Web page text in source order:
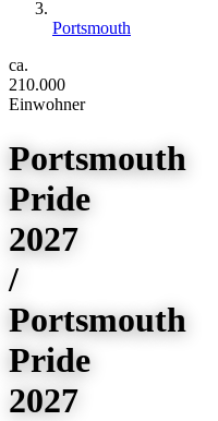
Portsmouth
ca.
210.000
Einwohner
Portsmouth
Pride
2027
/
Portsmouth
Pride
2027